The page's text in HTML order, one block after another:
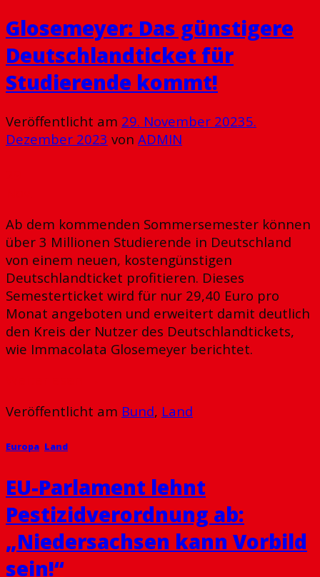
Glosemeyer: Das günstigere
Deutschlandticket für
Studierende kommt!
Veröffentlicht am 29. November 20235.
Dezember 2023 von ADMIN
Ab dem kommenden Sommersemester können
über 3 Millionen Studierende in Deutschland
von einem neuen, kostengünstigen
Deutschlandticket profitieren. Dieses
Semesterticket wird für nur 29,40 Euro pro
Monat angeboten und erweitert damit deutlich
den Kreis der Nutzer des Deutschlandtickets,
wie Immacolata Glosemeyer berichtet.
Veröffentlicht am Bund, Land
Europa Land
EU-Parlament lehnt
Pestizidverordnung ab:
„Niedersachsen kann Vorbild
sein!“